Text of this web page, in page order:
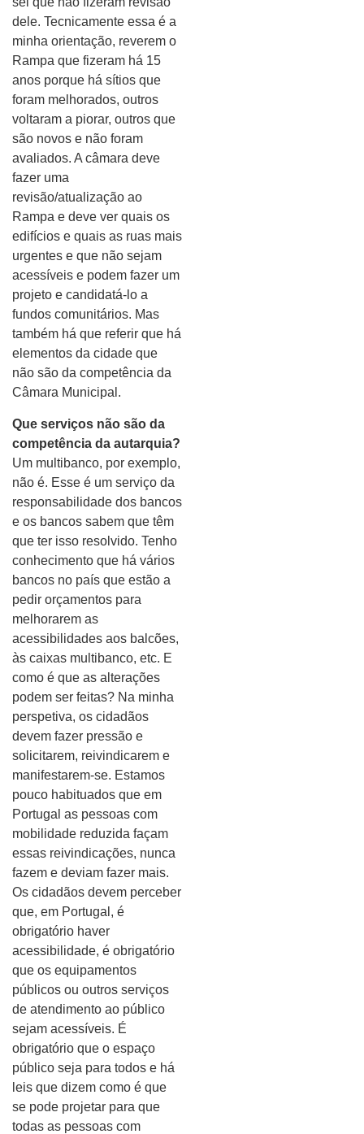
dele. Tecnicamente essa é a
minha orientação, reverem o
Rampa que fizeram há 15
anos porque há sítios que
foram melhorados, outros
voltaram a piorar, outros que
são novos e não foram
avaliados. A câmara deve
fazer uma
revisão/atualização ao
Rampa e deve ver quais os
edifícios e quais as ruas mais
urgentes e que não sejam
acessíveis e podem fazer um
projeto e candidatá-lo a
fundos comunitários. Mas
também há que referir que há
elementos da cidade que
não são da competência da
Câmara Municipal.
Que serviços não são da
competência da autarquia?
Um multibanco, por exemplo,
não é. Esse é um serviço da
responsabilidade dos bancos
e os bancos sabem que têm
que ter isso resolvido. Tenho
conhecimento que há vários
bancos no país que estão a
pedir orçamentos para
melhorarem as
acessibilidades aos balcões,
às caixas multibanco, etc. E
como é que as alterações
podem ser feitas? Na minha
perspetiva, os cidadãos
devem fazer pressão e
solicitarem, reivindicarem e
manifestarem-se. Estamos
pouco habituados que em
Portugal as pessoas com
mobilidade reduzida façam
essas reivindicações, nunca
fazem e deviam fazer mais.
Os cidadãos devem perceber
que, em Portugal, é
obrigatório haver
acessibilidade, é obrigatório
que os equipamentos
públicos ou outros serviços
de atendimento ao público
sejam acessíveis. É
obrigatório que o espaço
público seja para todos e há
leis que dizem como é que
se pode projetar para que
todas as pessoas com